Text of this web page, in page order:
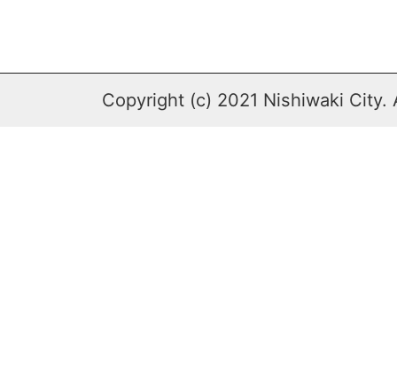
Copyright (c) 2021 Nishiwaki City.